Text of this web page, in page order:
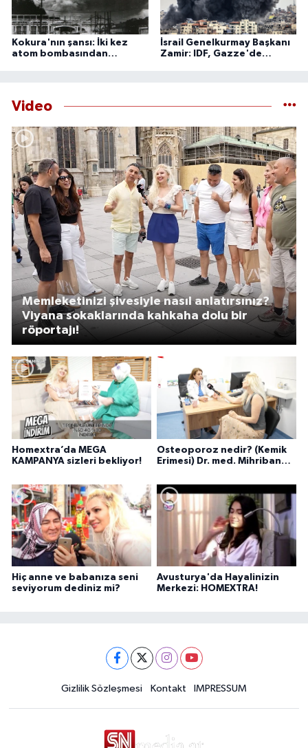
Kokura'nın şansı: İki kez
atom bombasından
İsrail Genelkurmay Başkanı
Zamir: IDF, Gazze'de
Video
Homextra’da MEGA
KAMPANYA sizleri bekliyor!
Osteoporoz nedir? (Kemik
Erimesi) Dr. med. Mihriban
Memleketinizi şivesiyle nasıl anlatırsınız?
Viyana sokaklarında kahkaha dolu bir
röportajı!
Hiç anne ve babanıza seni
seviyorum dediniz mi?
Avusturya'da Hayalinizin
Merkezi: HOMEXTRA!
Gizlilik Sözleşmesi Kontakt IMPRESSUM